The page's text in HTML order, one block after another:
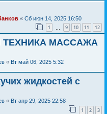
« Сб июн 14, 2025 16:50
1 9 10 11 12
ТЕХНИКА МАССАЖА
« Вт май 06, 2025 5:32
жидкостей с
« Вт апр 29, 2025 22:58
1 2 3